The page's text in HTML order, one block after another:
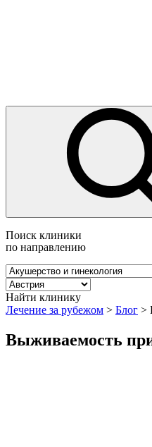
Поиск клиники
по направлению
Найти клинику
Лечение за рубежом > Блог >
Выживаемость